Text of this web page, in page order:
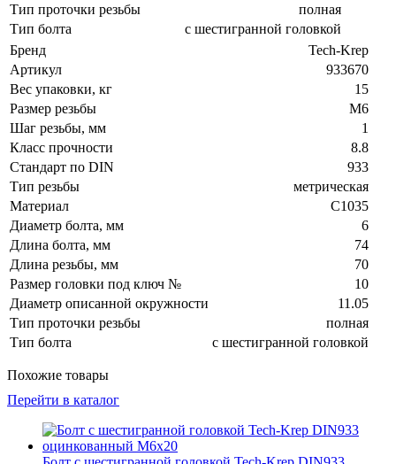
Тип проточки резьбы
полная
Тип болта
с шестигранной головкой
Бренд
Tech-Krep
Артикул
933670
Вес упаковки, кг
15
Размер резьбы
М6
Шаг резьбы, мм
1
Класс прочности
8.8
Стандарт по DIN
933
Тип резьбы
метрическая
Материал
C1035
Диаметр болта, мм
6
Длина болта, мм
74
Длина резьбы, мм
70
Размер головки под ключ №
10
Диаметр описанной окружности
11.05
Тип проточки резьбы
полная
Тип болта
с шестигранной головкой
Похожие товары
Перейти в каталог